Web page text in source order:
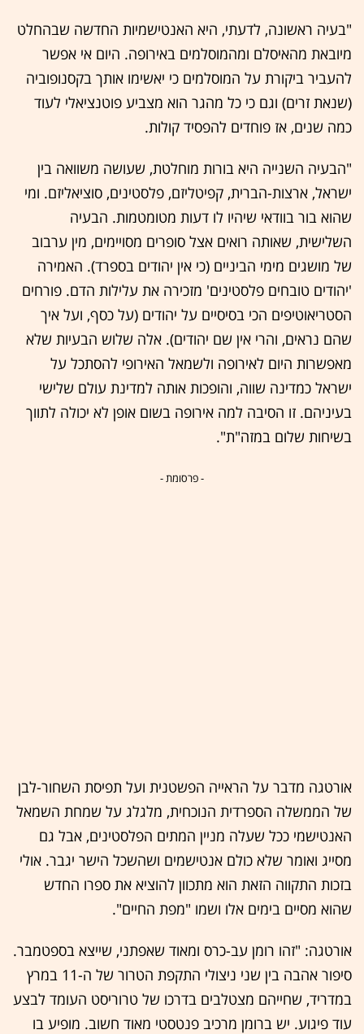
"בעיה ראשונה, לדעתי, היא האנטישמיות החדשה שבהחלט
מיובאת מהאיסלם ומהמוסלמים באירופה. היום אי אפשר
להעביר ביקורת על המוסלמים כי יאשימו אותך בקסנופוביה
(שנאת זרים) וגם כי כל מהגר הוא מצביע פוטנציאלי לעוד
כמה שנים, אז פוחדים להפסיד קולות.
"הבעיה השנייה היא בורות מוחלטת, שעושה משוואה בין
ישראל, ארצות-הברית, קפיטליזם, פלסטינים, סוציאליזם. ומי
שהוא בור בוודאי שיהיו לו דעות מטומטמות. הבעיה
השלישית, שאותה רואים אצל סופרים מסויימים, מין ערבוב
של מושגים מימי הביניים (כי אין יהודים בספרד). האמירה
'יהודים טובחים פלסטינים' מזכירה את עלילות הדם. פורחים
הסטריאוטיפים הכי בסיסיים על יהודים (על כסף, ועל איך
שהם נראים, והרי אין שם יהודים). אלה שלוש הבעיות שלא
מאפשרות היום לאירופה ולשמאל האירופי להסתכל על
ישראל כמדינה שווה, והופכות אותה למדינת עולם שלישי
בעיניהם. זו הסיבה למה אירופה בשום אופן לא יכולה לתווך
בשיחות שלום במזה"ת".
- פרסומת -
אורטגה מדבר על הראייה הפשטנית ועל תפיסת השחור-לבן
של הממשלה הספרדית הנוכחית, מלגלג על שמחת השמאל
האנטישמי ככל שעלה מניין המתים הפלסטינים, אבל גם
מסייג ואומר שלא כולם אנטישמים ושהשכל הישר יגבר. אולי
בזכות התקווה הזאת הוא מתכוון להוציא את ספרו החדש
שהוא מסיים בימים אלו ושמו "מפת החיים".
אורטגה: "זהו רומן עב-כרס ומאוד שאפתני, שייצא בספטמבר.
סיפור אהבה בין שני ניצולי התקפת הטרור של ה-11 במרץ
במדריד, שחייהם מצטלבים בדרכו של טרוריסט העומד לבצע
עוד פיגוע. יש ברומן מרכיב פנטסטי מאוד חשוב. מופיע בו